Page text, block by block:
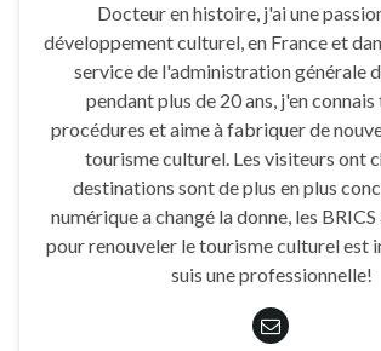
Docteur en histoire, j'ai une
développement culturel, en France et
service de l'administration générale
pendant plus de 20 ans, j'en
procédures et aime à fabriquer de
tourisme culturel. Les visiteurs ont
destinations sont de plus en plus
numérique a changé la donne, les
pour renouveler le tourisme culturel est
suis une professionnelle!